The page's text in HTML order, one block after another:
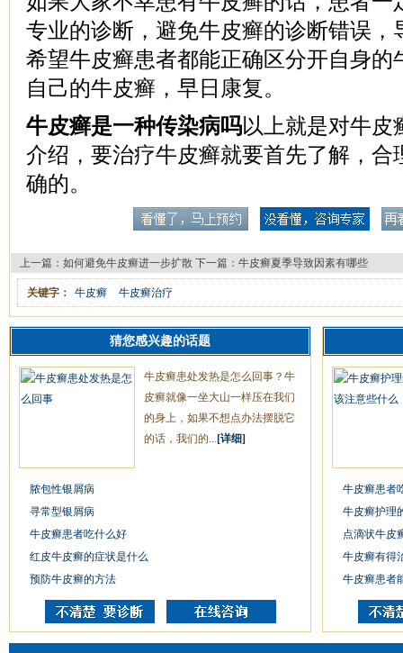
专业的诊断，避免牛皮癣的诊断错误，
希望牛皮癣患者都能正确区分开自身的
自己的牛皮癣，早日康复。
牛皮癣是一种传染病吗以上就是对牛皮
介绍，要治疗牛皮癣就要首先了解，合
确的。
上一篇： 如何避免牛皮癣进一步扩散 下一篇： 牛皮癣夏季导致因素有哪些
关键字： 牛皮癣 牛皮癣治疗
猜您感兴趣的话题
牛皮癣患处发热是怎么回事？牛
皮癣就像一坐大山一样压在我们
的身上，如果不想点办法摆脱它
的话，我们的... [详细]
脓包性银屑病
寻常型银屑病
牛皮癣患者吃什么好
红皮牛皮癣的症状是什么
预防牛皮癣的方法
牛皮癣患者
牛皮癣护理
点滴状牛皮
牛皮癣有得
牛皮癣患者